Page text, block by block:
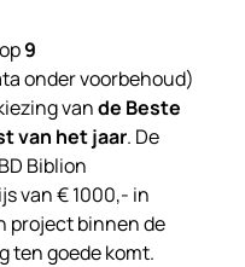
9
onder voorbehoud)
vande Beste
van het jaar. De
Biblion
van € 1000,- in
project binnen de
ten goede komt.